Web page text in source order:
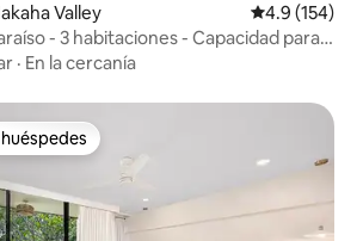
Valley Calificación
4.9 (154)
- 3 habitaciones - Capacidad para
precio para 10 personas que para 2
· En la cercanía
preferido